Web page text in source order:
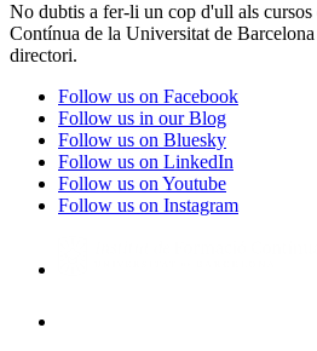
No dubtis a fer-li un cop d'ull als
Contínua de la Universitat de Barcelona
directori.
Follow us on Facebook
Follow us in our Blog
Follow us on Bluesky
Follow us on LinkedIn
Follow us on Youtube
Follow us on Instagram